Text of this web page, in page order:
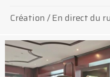
Création /En direct du